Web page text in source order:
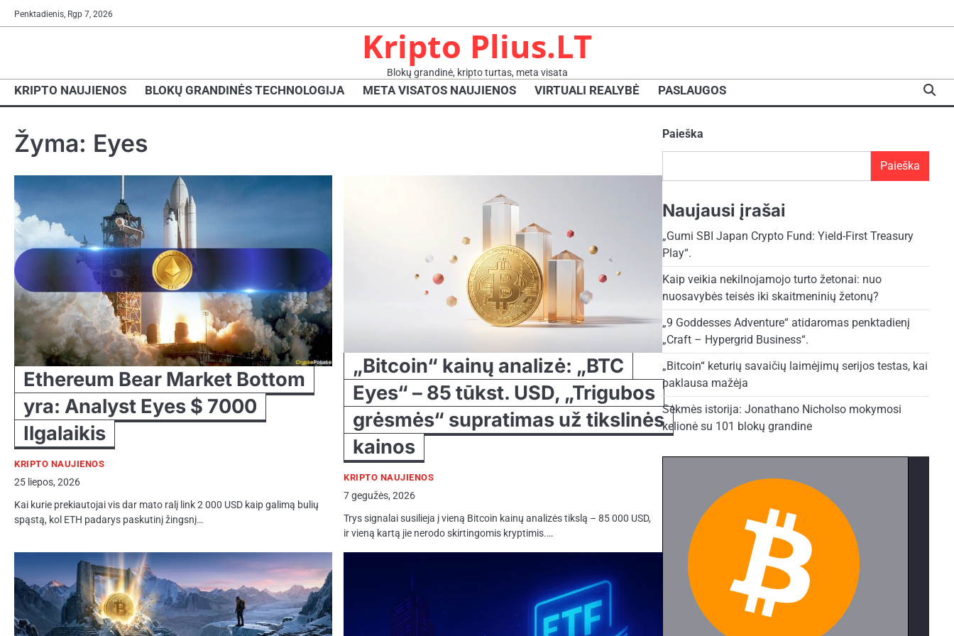
Skip
to
Penktadienis, Rgp 7, 2026
Kripto Plius.LT
Blokų grandinė, kripto turtas, meta visata
KRIPTO NAUJIENOS BLOKŲ GRANDINĖS TECHNOLOGIJA META VISATOS NAUJIENOS VIRTUALI REALYBĖ PASLAUGOS
Žyma: Eyes
Ethereum Bear Market Bottom
yra: Analyst Eyes $ 7000
Ilgalaikis
KRIPTO NAUJIENOS
25 liepos, 2026
Kai kurie prekiautojai vis dar mato ralį link 2 000 USD kaip galimą bulių
spąstą, kol ETH padarys paskutinį žingsnį…
„Bitcoin“ kainų analizė: „BTC
Eyes“ – 85 tūkst. USD, „Trigubos
grėsmės“ supratimas už tikslinės
kainos
KRIPTO NAUJIENOS
7 gegužės, 2026
Trys signalai susilieja į vieną Bitcoin kainų analizės tikslą – 85 000 USD,
ir vieną kartą jie nerodo skirtingomis kryptimis.…
Paieška
Paieška
Naujausi įrašai
„Gumi SBI Japan Crypto Fund: Yield-First Treasury
Play“.
Kaip veikia nekilnojamojo turto žetonai: nuo
nuosavybės teisės iki skaitmeninių žetonų?
„9 Goddesses Adventure“ atidaromas penktadienį
„Craft – Hypergrid Business“.
„Bitcoin“ keturių savaičių laimėjimų serijos testas, kai
paklausa mažėja
Sėkmės istorija: Jonathano Nicholso mokymosi
kelionė su 101 blokų grandine